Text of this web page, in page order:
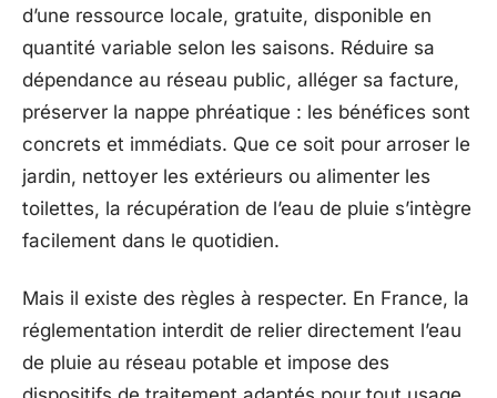
d’une ressource locale, gratuite, disponible en
quantité variable selon les saisons. Réduire sa
dépendance au réseau public, alléger sa facture,
préserver la nappe phréatique : les bénéfices sont
concrets et immédiats. Que ce soit pour arroser le
jardin, nettoyer les extérieurs ou alimenter les
toilettes, la récupération de l’eau de pluie s’intègre
facilement dans le quotidien.
Mais il existe des règles à respecter. En France, la
réglementation interdit de relier directement l’eau
de pluie au réseau potable et impose des